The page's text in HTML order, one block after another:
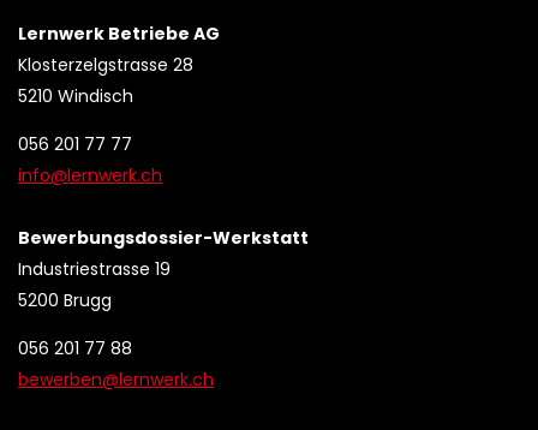
Lernwerk Betriebe AG
Klosterzelgstrasse 28
5210 Windisch
056 201 77 77
info@lernwerk.ch
Bewerbungsdossier-Werkstatt
Industriestrasse 19
5200 Brugg
056 201 77 88
bewerben@lernwerk.ch